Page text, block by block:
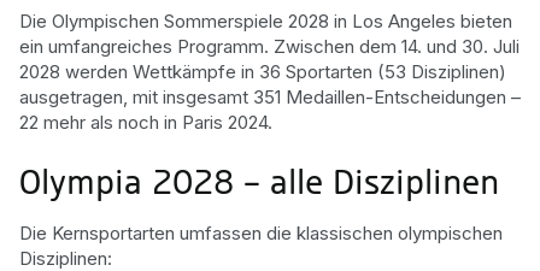
Die Olympischen Sommerspiele 2028 in Los Angeles bieten
ein umfangreiches Programm. Zwischen dem 14. und 30. Juli
2028 werden Wettkämpfe in 36 Sportarten (53 Disziplinen)
ausgetragen, mit insgesamt 351 Medaillen-Entscheidungen –
22 mehr als noch in Paris 2024.
Olympia 2028 – alle Disziplinen
Die Kernsportarten umfassen die klassischen olympischen
Disziplinen: